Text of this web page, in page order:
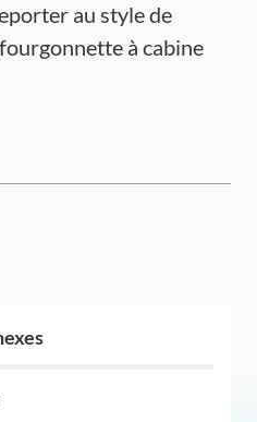
au style de
à cabine